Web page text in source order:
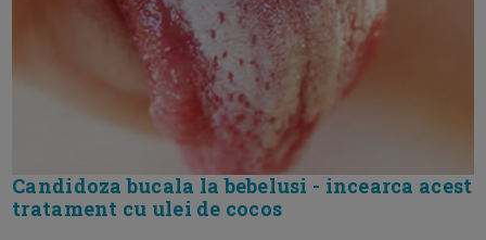
Candidoza bucala la bebelusi - incearca acest
tratament cu ulei de cocos